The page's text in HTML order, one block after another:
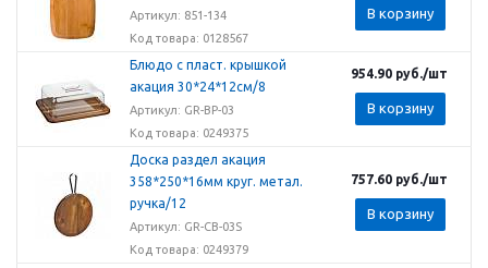
Артикул: 851-134
Код товара: 0128567
В корзину
Блюдо с пласт. крышкой
акация 30*24*12см/8
Артикул: GR-BP-03
Код товара: 0249375
954.90руб./шт
В корзину
Доска раздел акация
358*250*16мм круг. метал.
ручка/12
Артикул: GR-CB-03S
Код товара: 0249379
757.60руб./шт
В корзину